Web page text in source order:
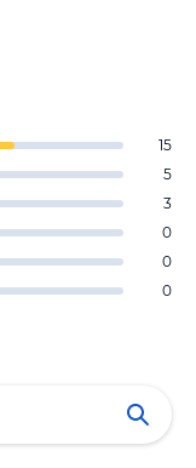
15
5
3
0
0
0